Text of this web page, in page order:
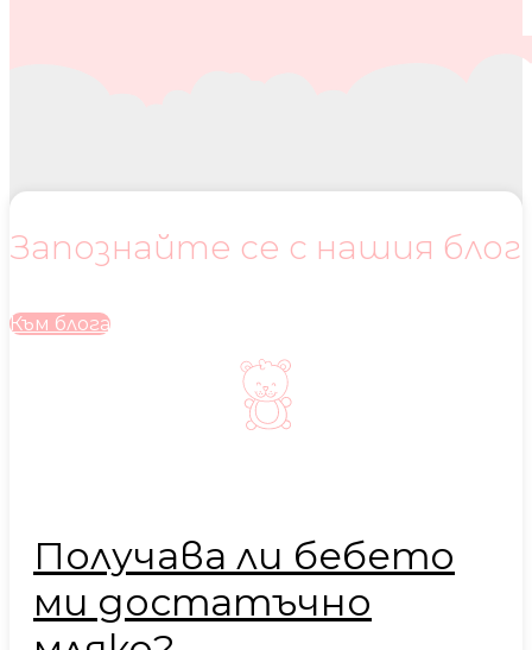
Запознайте се с нашия блог
Към блога
Получава ли бебето
ми достатъчно